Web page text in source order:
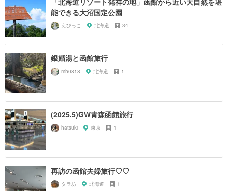
能できる大沼国定公園
えびっこ 北海道 34
銀婚湯と函館旅行
mh0818 北海道 1
(2025.5)GW青森函館旅行
hatsuki 東京 1
再訪の函館夫婦旅行♡♡
タラ坊 北海道 1